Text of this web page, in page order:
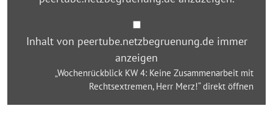
Zusammenarbeit
Rechtsextremen,
Inhalt von peertube.netzbegruenung.de immer
anzeigen
„Wochenrückblick KW 4: Keine Zusammenarbeit mit
Rechtsextremen, Herr Merz!“ direkt öffnen